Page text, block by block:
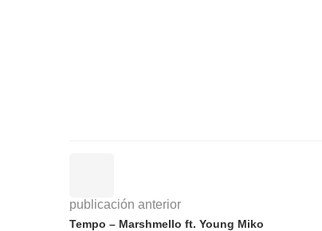
publicación anterior
Tempo – Marshmello ft. Young Miko